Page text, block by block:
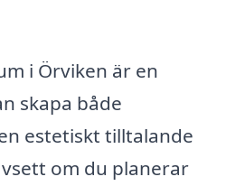
i Örviken är en
skapa både
estetiskt tilltalande
om du planerar